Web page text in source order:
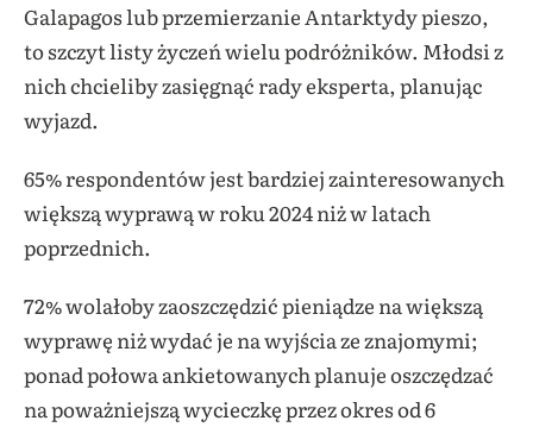
Galapagos lub przemierzanie Antarktydy pieszo,
to szczyt listy życzeń wielu podróżników. Młodsi z
nich chcieliby zasięgnąć rady eksperta, planując
wyjazd.
65% respondentów jest bardziej zainteresowanych
większą wyprawą w roku 2024 niż w latach
poprzednich.
72% wolałoby zaoszczędzić pieniądze na większą
wyprawę niż wydać je na wyjścia ze znajomymi;
ponad połowa ankietowanych planuje oszczędzać
na poważniejszą wycieczkę przez okres od 6